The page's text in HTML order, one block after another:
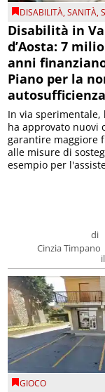
DISABILITÀ,SANITÀ,
Disabilità in
d’Aosta: 7
anni
Piano per la
autosufficienza
di
Cinzia Timpano
In via sperimentale,
ha approvato nuovi
garantire maggiore
alle misure di
esempio per
GIOCO